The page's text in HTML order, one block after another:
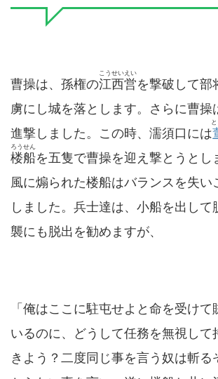
曹操は、孫権の江西営
こうせいえい
を撃破して部
虜にし城を落とします。さらに曹操
進撃しました。この時、濡須口には
楼船
ろうせん
を五隻で曹操を迎え撃とうとし
風に煽られた楼船はバランスを失い
しました。兵士達は、小船を出して
襲にも脱出を勧めますが、
「俺はここに駐屯せよと命を受けて
いるのに、どうして任務を無視して
きよう？二度同じ事を言う奴は斬る